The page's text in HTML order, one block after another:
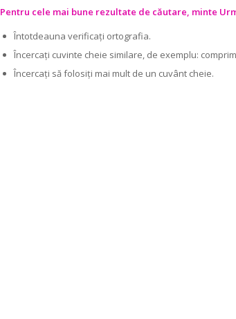
Pentru cele mai bune rezultate de căutare, minte
Întotdeauna verificați ortografia.
Încercați cuvinte cheie similare, de exemplu:
Încercați să folosiți mai mult de un cuvânt cheie.